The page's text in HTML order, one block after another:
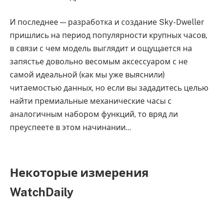
И последнее — разработка и создание Sky-Dweller
пришлись на период популярности крупных часов,
в связи с чем модель выглядит и ощущается на
запястье довольно весомым аксессуаром с не
самой идеальной (как мы уже выяснили)
читаемостью данных, но если вы зададитесь целью
найти премиальные механические часы с
аналогичным набором функций, то вряд ли
преуспеете в этом начинании…
Некоторые измерения
WatchDaily